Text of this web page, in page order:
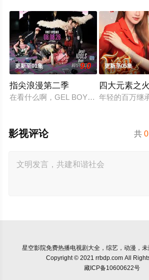
更新至01集 9.0
指尖浪漫第二季
在看什么啊，GEL BOY，是在想念彼此
更新至05集
四大元素之
年轻的百万继
共0
影视评论
星空影院免费热播电视剧大全，综艺，动漫，
Copyright © 2021 rrbdp.com All
藏ICP备10600622号